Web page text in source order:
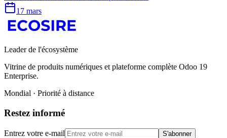
17 mars
Leader de l'écosystème
Vitrine de produits numériques et plateforme complète Odoo 19
Enterprise.
Mondial · Priorité à distance
Restez informé
Entrez votre e-mail S'abonner